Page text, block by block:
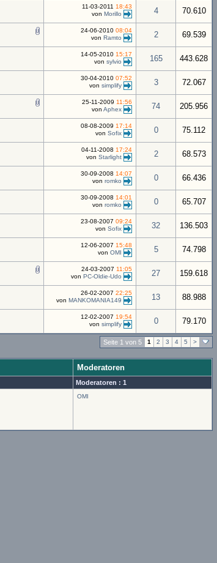
11-03-2011 18:43
von Morillo 4 70.610
24-06-2010 08:04
von Ramto 2 69.539
14-05-2010 15:17
von sylvio 165 443.628
30-04-2010 07:52
von simplify 3 72.067
25-11-2009 11:56
von Aphex 74 205.956
08-08-2009 17:14
von Sofix 0 75.112
04-11-2008 17:24
von Starlight 2 68.573
30-09-2008 14:07
von romko 0 66.436
30-09-2008 14:01
von romko 0 65.707
23-08-2007 09:24
von Sofix 32 136.503
12-06-2007 15:48
von OMI 5 74.798
24-03-2007 11:05
von PC-Oldie-Udo 27 159.618
26-02-2007 22:25
von MANKOMANIA149 13 88.988
12-02-2007 19:54
von simplify 0 79.170
Seite 1 von 5 1 2 3 4 5 >
Moderatoren
Moderatoren : 1
OMI